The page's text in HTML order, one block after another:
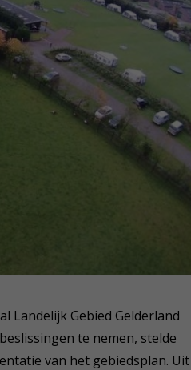
Landelijk Gebied Gelderland
te nemen, stelde
van het gebiedsplan. Uit